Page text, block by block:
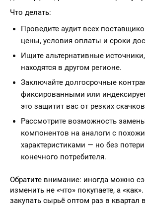
Что делать:
Проведите аудит всех
цены, условия оплаты и сроки
Ищите альтернативные
находятся в другом регионе.
Заключайте долгосрочные
фиксированными или
это защитит вас от резких
Рассмотрите возможность
компонентов на аналоги с
характеристиками — но без
конечного потребителя.
Обратите внимание: иногда можно
изменить не «что» покупаете, а
закупать сырьё оптом раз в квартал